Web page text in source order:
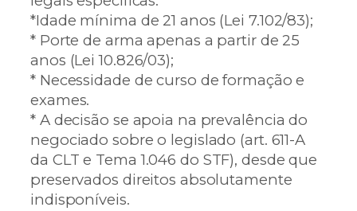
*Idade mínima de 21 anos (Lei 7.102/83);
* Porte de arma apenas a partir de 25
anos (Lei 10.826/03);
* Necessidade de curso de formação e
exames.
* A decisão se apoia na prevalência do
negociado sobre o legislado (art. 611-A
da CLT e Tema 1.046 do STF), desde que
preservados direitos absolutamente
indisponíveis.